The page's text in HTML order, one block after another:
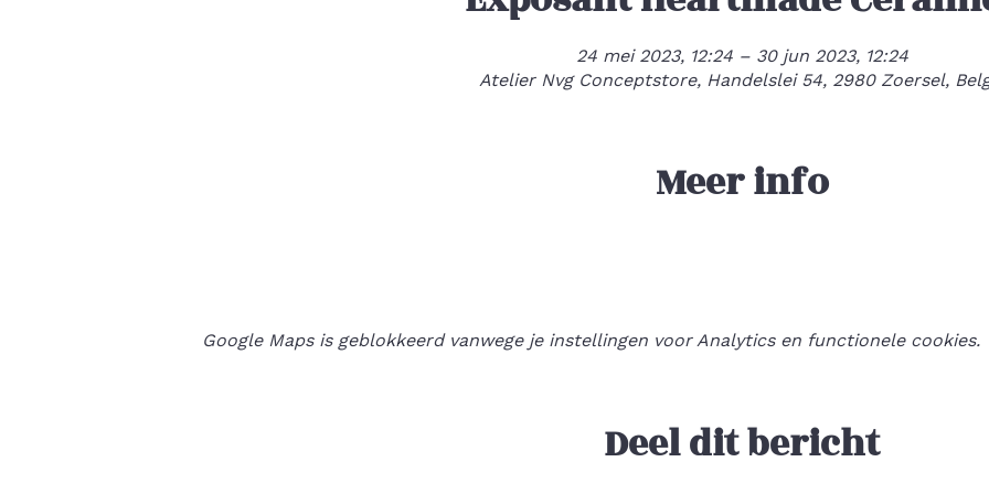
24 mei 2023, 12:24 – 30 jun 2023, 12:24
Atelier Nvg Conceptstore, Handelslei 54, 2980 Zoersel,
Meer info
Google Maps is geblokkeerd vanwege je instellingen voor Analytics en functionele cookies.
Deel dit bericht